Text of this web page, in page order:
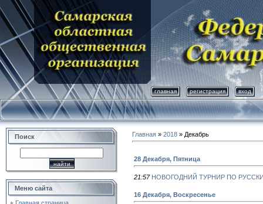
главная регистрация вход
Поиск
Меню сайта
Главная » 2018 » Декабрь
28 Декабря, Пятница
21:57 НОВОГОДНИЙ ТУРНИР ПО
16 Декабря, Воскресенье